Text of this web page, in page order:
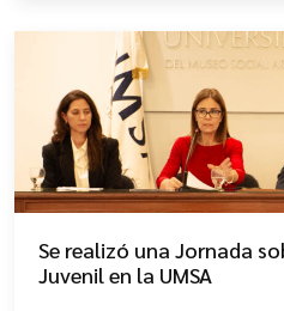
Se realizó una Jornada
Juvenil en la UMSA